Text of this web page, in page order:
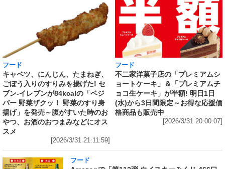
フード
キャベツ、にんじん、たまねぎ、
ごぼう入りのすりみを揚げた! セ
ブン‐イレブンが84kcalの「ベジ
バー 野菜ザクッ！ 野菜のすり身
揚げ」を発売～腹がすいた時のお
やつ、お酒のおつまみなどにオス
スメ
[2026/3/31 21:11:59]
フード
不二家洋菓子店の「プレミアムシ
ョートケーキ」＆「プレミアムチ
ョコ生ケーキ」が半額! 明日1日
(水)から3日間限定～お得な応援価
格商品も販売中
[2026/3/31 20:00:07]
フード